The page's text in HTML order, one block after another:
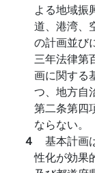
よる地域振
道、港湾、
の計画並び
三年法律第
画に関する
つ、地方自
第二条第四
ならない。
４ 基本計画
性化が効果